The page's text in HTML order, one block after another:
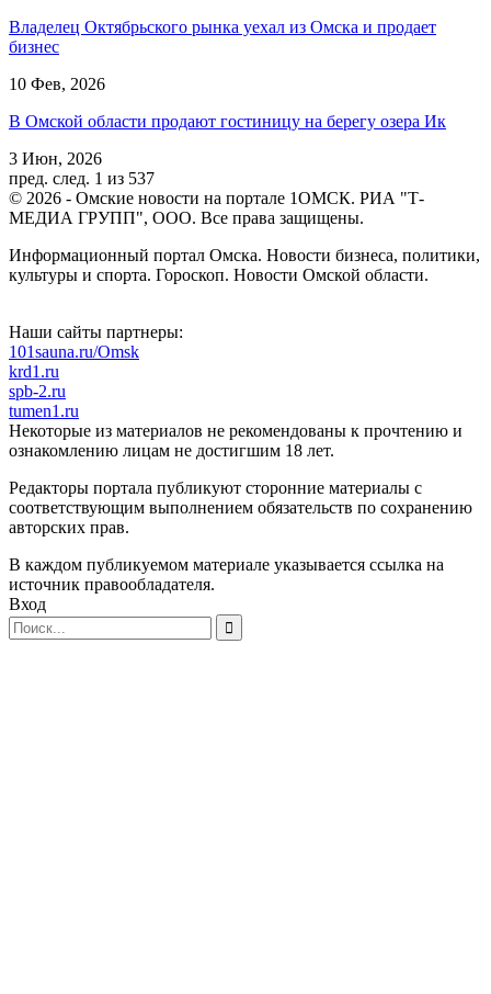
Владелец Октябрьского рынка уехал из Омска и продает
бизнес
10 Фев, 2026
В Омской области продают гостиницу на берегу озера Ик
3 Июн, 2026
пред. след. 1 из 537
© 2026 - Омские новости на портале 1ОМСК. РИА "Т-
МЕДИА ГРУПП", ООО. Все права защищены.
Информационный портал Омска. Новости бизнеса, политики,
культуры и спорта. Гороскоп. Новости Омской области.
Наши сайты партнеры:
101sauna.ru/Omsk
krd1.ru
spb-2.ru
tumen1.ru
Некоторые из материалов не рекомендованы к прочтению и
ознакомлению лицам не достигшим 18 лет.
Редакторы портала публикуют сторонние материалы с
соответствующим выполнением обязательств по сохранению
авторских прав.
В каждом публикуемом материале указывается ссылка на
источник правообладателя.
Вход